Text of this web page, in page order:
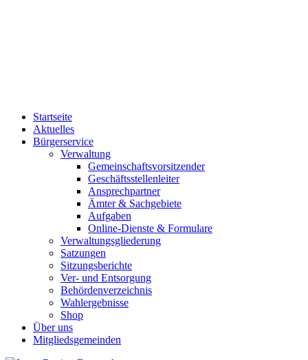
Startseite
Aktuelles
Bürgerservice
Verwaltung
Gemeinschaftsvorsitzender
Geschäftsstellenleiter
Ansprechpartner
Ämter & Sachgebiete
Aufgaben
Online-Dienste & Formulare
Verwaltungsgliederung
Satzungen
Sitzungsberichte
Ver- und Entsorgung
Behördenverzeichnis
Wahlergebnisse
Shop
Über uns
Mitgliedsgemeinden